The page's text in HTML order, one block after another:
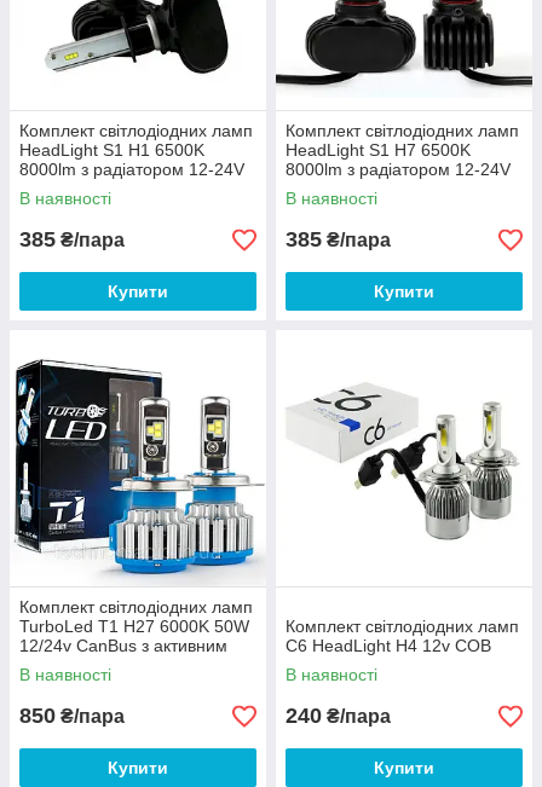
Комплект світлодіодних ламп
HeadLight S1 H1 6500K
8000lm з радіатором 12-24V
В наявності
385 ₴/пара
Купити
Комплект світлодіодних ламп
HeadLight S1 H7 6500K
8000lm з радіатором 12-24V
В наявності
385 ₴/пара
Купити
Комплект світлодіодних ламп
TurboLed T1 H27 6000K 50W
12/24v CanBus з активним
охолодженням
В наявності
850 ₴/пара
Купити
Комплект світлодіодних ламп
C6 HeadLight H4 12v COB
В наявності
240 ₴/пара
Купити